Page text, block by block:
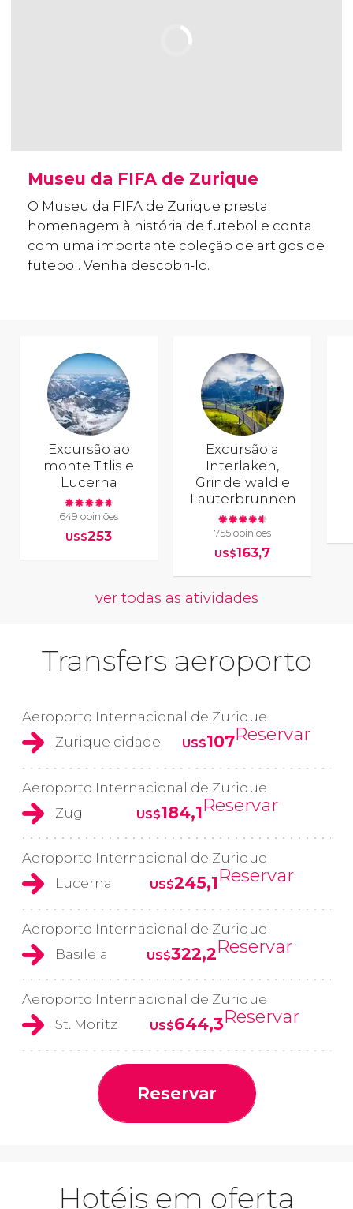
Museu da FIFA de Zurique
O Museu da FIFA de Zurique presta
homenagem à história de futebol e conta
com uma importante coleção de artigos de
futebol. Venha descobri-lo.
Excursão ao
monte Titlis e
Lucerna
649 opiniões
US$253
Excursão a
Interlaken,
Grindelwald e
Lauterbrunnen
755 opiniões
US$163,7
ver todas as atividades
Transfers aeroporto
Aeroporto Internacional de Zurique
Zurique cidade
US$107Reservar
Aeroporto Internacional de Zurique
Zug
US$184,1Reservar
Aeroporto Internacional de Zurique
Lucerna
US$245,1Reservar
Aeroporto Internacional de Zurique
Basileia
US$322,2Reservar
Aeroporto Internacional de Zurique
St. Moritz
US$644,3Reservar
Reservar
Hotéis em oferta